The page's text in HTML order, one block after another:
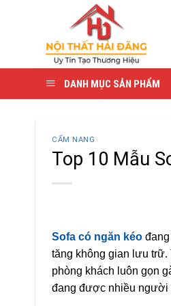
DANH MỤC SẢN PHẨM
CẨM NANG
Top 10 Mẫu
Sofa có ngăn kéo
tăng không gian lưu
phòng khách luôn gọn
đang được nhiều người